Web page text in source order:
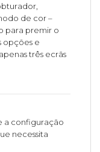
de cor –
para premir o
opções e
três ecrãs
a configuração
necessita